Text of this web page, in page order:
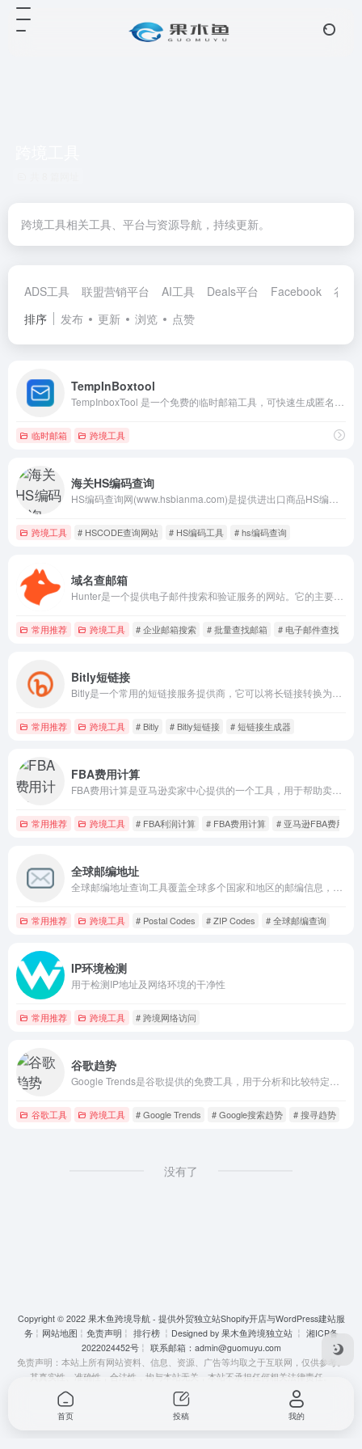
跨境工具相关工具、平台与资源导航，持续更新。
ADS工具 联盟营销平台 AI工具 Deals平台 Facebook
谷歌
排序
发布 更新 浏览 点赞
TempInBoxtool
临时邮箱 跨境工具
海关HS编码查询
跨境工具 # HSCODE查询网站 # HS编码工具 # hs编码查询
域名查邮箱
常用推荐 跨境工具 # 企业邮箱搜索 # 批量查找邮箱 # 电子邮件查找
Bitly短链接
常用推荐 跨境工具 # Bitly # Bitly短链接 # 短链接生成器
FBA费用计算
常用推荐 跨境工具 # FBA利润计算 # FBA费用计算 # 亚马逊FBA费用计
全球邮编地址
常用推荐 跨境工具 # Postal Codes # ZIP Codes # 全球邮编查询
IP环境检测
用于检测IP地址及网络环境的干净性
常用推荐 跨境工具 # 跨境网络访问
谷歌趋势
谷歌工具 跨境工具 # Google Trends # Google搜索趋势 # 搜寻趋势
没有了
Copyright © 2022 果木鱼跨境导航 - 提供外贸独立站Shopify开店与WordPress建站服
务╎ 网站地图 ╎ 免责声明 ╎ 排行榜╎Designed by 果木鱼跨境独立站╎ 湘ICP备
2022024452号╎ 联系邮箱： admin@guomuyu.com
免责声明：本站上所有网站资料、信息、资源、广告等均取之于互联网，仅供参考。
其真实性、准确性，合法性，均与本站无关，本站不承担任何相关法律责任。
首页 投稿 我的